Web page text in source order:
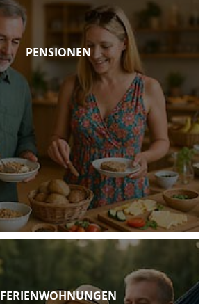
PENSIONEN
FERIENWOHNUNGEN